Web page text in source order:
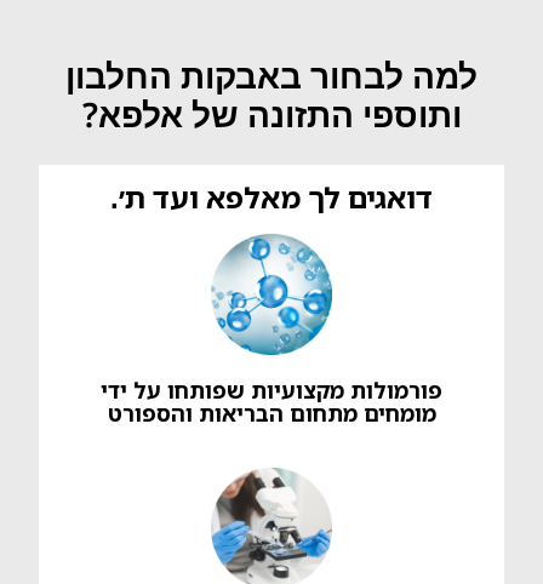
למה לבחור באבקות החלבון
ותוספי התזונה של אלפא?
דואגים לך מאלפא ועד ת׳.
פורמולות מקצועיות שפותחו על ידי
מומחים מתחום הבריאות והספורט